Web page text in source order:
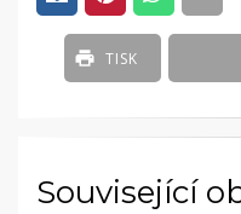
TISK
Související